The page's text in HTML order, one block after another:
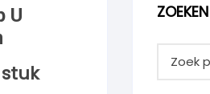
U
ZOEKEN